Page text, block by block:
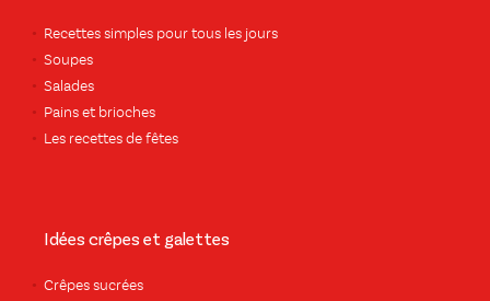
Recettes simples pour tous les jours
Soupes
Salades
Pains et brioches
Les recettes de fêtes
Idées crêpes et galettes
Crêpes sucrées